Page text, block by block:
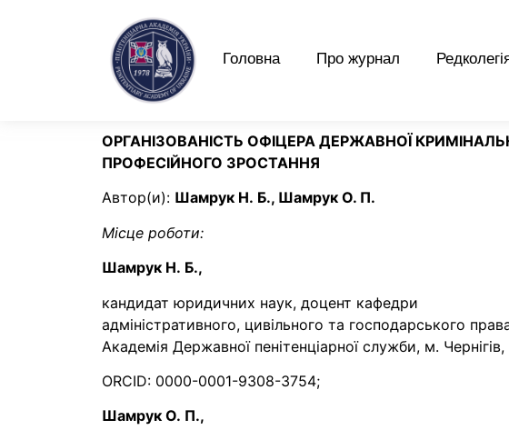
Головна Про журнал
ОРГАНІЗОВАНІСТЬ ОФІЦЕРА ДЕРЖАВНОЇ
ПРОФЕСІЙНОГО ЗРОСТАННЯ
Автор(и): Шамрук Н. Б., Шамрук О. П.
Місце роботи:
Шамрук Н. Б.,
кандидат юридичних наук, доцент кафедри
адміністративного, цивільного та господарського
Академія Державної пенітенціарної служби, м. Чернігів,
ORCID: 0000-0001-9308-3754;
Шамрук О. П.,